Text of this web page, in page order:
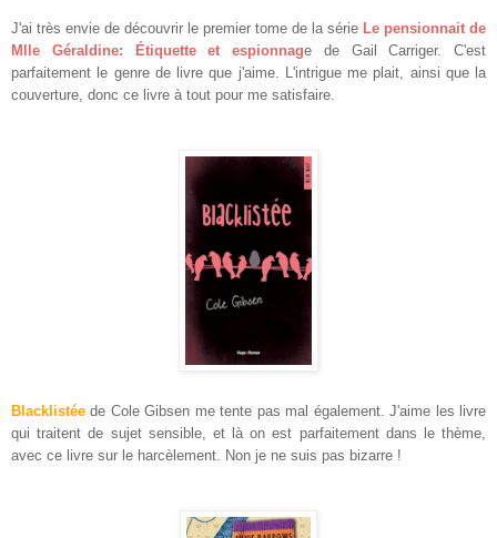
J'ai très envie de découvrir le premier tome de la série Le pensionnait de
Mlle Géraldine:
Étiquetteet espionnage de Gail Carriger. C'est
parfaitement le genre de livre que j'aime. L'intrigue me plait, ainsi que la
couverture, donc ce livre à tout pour me satisfaire
Blacklistée de Cole Gibsen metente pas mal également. J'aime les livre
qui traitent de sujet sensible, et là on est parfaitement dans le thème,
avec ce livre sur le harcèlement. Non je ne suis pas bizarre !